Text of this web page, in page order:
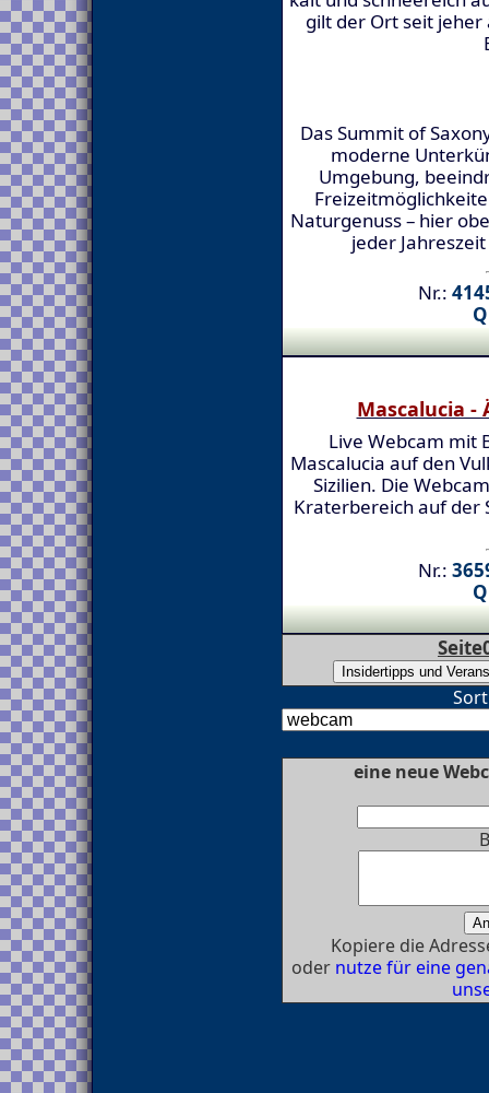
gilt der Ort seit
Das Summit of
moderne
Umgebung,
Naturgenuss – hier
jeder
Nr.:
Mascalucia -
Live Webcam mit
Mascalucia auf den
Sizilien. Die
Kraterbereich auf der
Nr.:
eine neue
Kopiere die
oder nutze für eine